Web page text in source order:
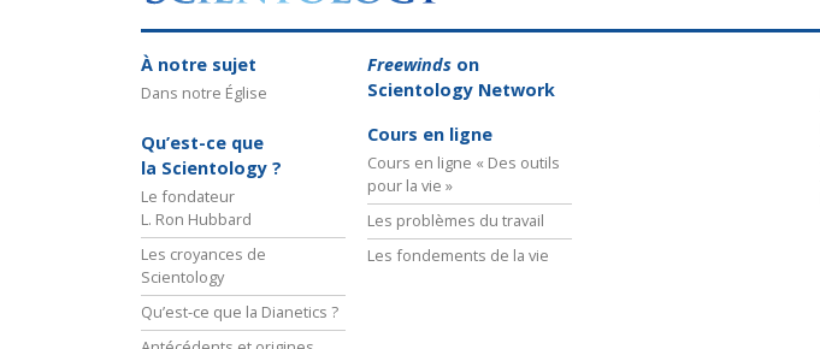
À notre sujet
Dans notre Église
Qu’est-ce que
la Scientology ?
Le fondateur
L. Ron Hubbard
Les croyances de
Scientology
Qu’est-ce que la Dianetics ?
Freewinds on
Scientology Network
Cours en ligne
Cours en ligne « Des outils
pour la vie »
Les problèmes du travail
Les fondements de la vie